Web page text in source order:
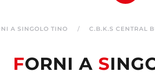
A SINGOLO TINO C.B.K.S CENTRAL
FORNI A S